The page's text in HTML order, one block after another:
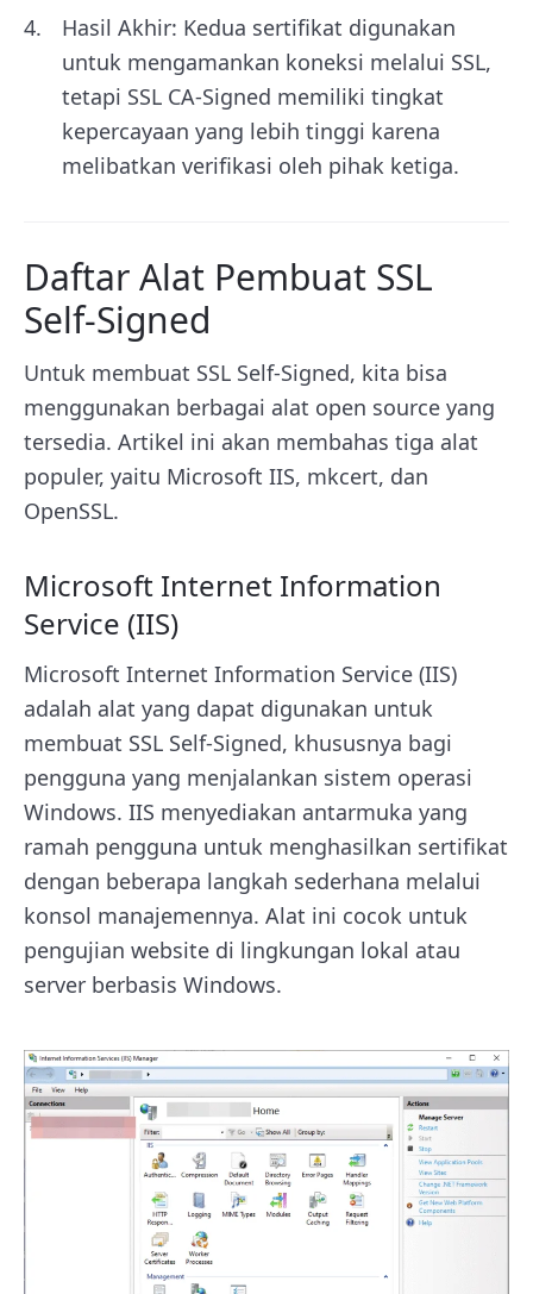
Hasil Akhir: Kedua sertifikat digunakan
untuk mengamankan koneksi melalui SSL,
tetapi SSL CA-Signed memiliki tingkat
kepercayaan yang lebih tinggi karena
melibatkan verifikasi oleh pihak ketiga.
Daftar Alat Pembuat SSL
Self-Signed
Untuk membuat SSL Self-Signed, kita bisa
menggunakan berbagai alat open source yang
tersedia. Artikel ini akan membahas tiga alat
populer, yaitu Microsoft IIS, mkcert, dan
OpenSSL.
Microsoft Internet Information
Service (IIS)
Microsoft Internet Information Service (IIS)
adalah alat yang dapat digunakan untuk
membuat SSL Self-Signed, khususnya bagi
pengguna yang menjalankan sistem operasi
Windows. IIS menyediakan antarmuka yang
ramah pengguna untuk menghasilkan sertifikat
dengan beberapa langkah sederhana melalui
konsol manajemennya. Alat ini cocok untuk
pengujian website di lingkungan lokal atau
server berbasis Windows.